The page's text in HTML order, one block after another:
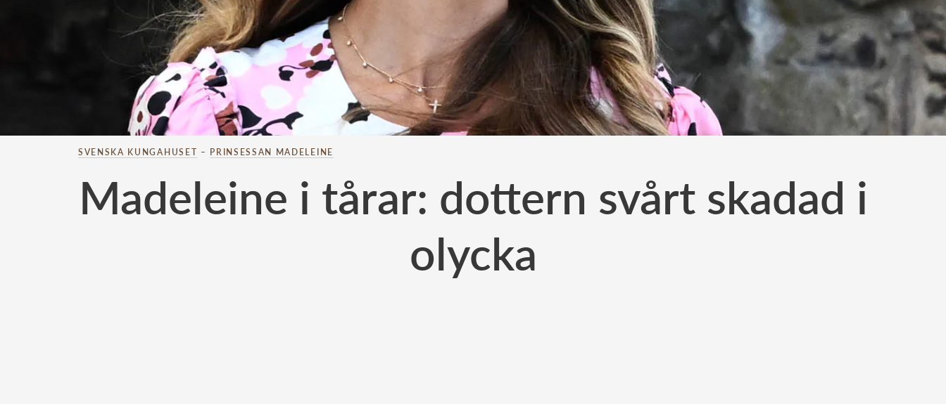
SVENSKA KUNGAHUSET – PRINSESSAN MADELEINE
Madeleine i tårar: dottern svårt skadad i
olycka